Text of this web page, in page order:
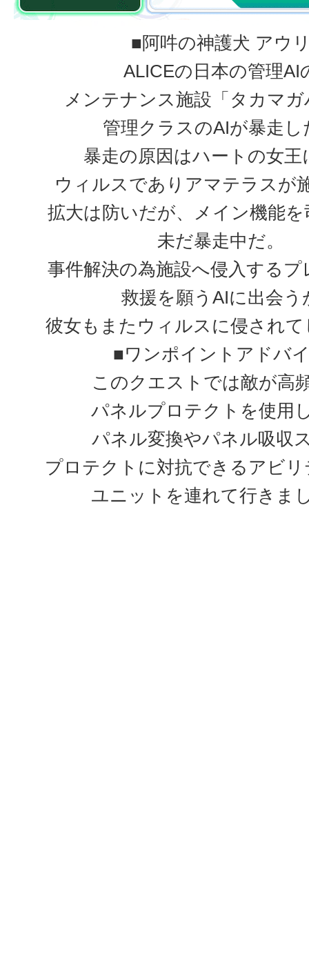
■阿吽の神護犬 アウ
ALICEの日本の管理AI
メンテナンス施設「タカマ
管理クラスのAIが暴走し
暴走の原因はハートの女王
ウィルスでありアマテラスが
拡大は防いだが、メイン機能
未だ暴走中だ。
事件解決の為施設へ侵入するプ
救援を願うAIに出会う
彼女もまたウィルスに侵され
■ワンポイントアドバ
このクエストでは敵が高
パネルプロテクトを使用
パネル変換やパネル吸収
プロテクトに対抗できるアビ
ユニットを連れて行きま